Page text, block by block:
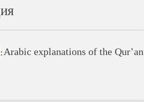
Arabic explanations of the Qur’an: